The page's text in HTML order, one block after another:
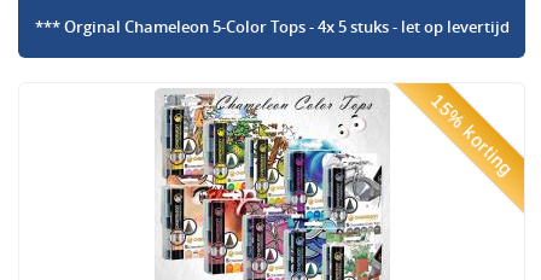
*** Orginal Chameleon 5-Color Tops - 4x 5 stuks - let op levertijd
15% korting